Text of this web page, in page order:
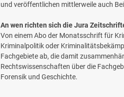
und veröffentlichen mittlerweile auch
An wen richten sich die Jura
Von einem Abo der Monatsschrift für
Kriminalpolitik oder
Fachgebiete ab, die damit
Rechtswissenschaften über die
Forensik und Geschichte.